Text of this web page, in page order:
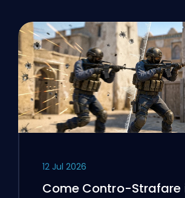
12 Jul 2026
Come Contro-Strafare